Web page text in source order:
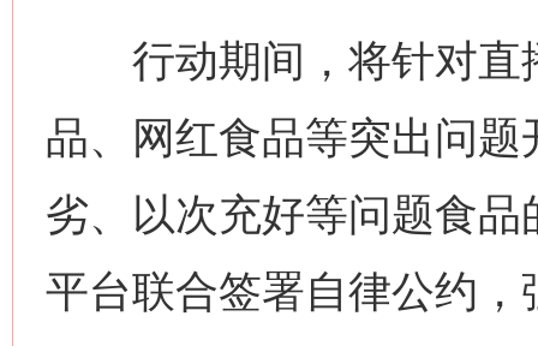
行动期间，将针对直
品、网红食品等突出问
劣、以次充好等问题食
平台联合签署自律公约